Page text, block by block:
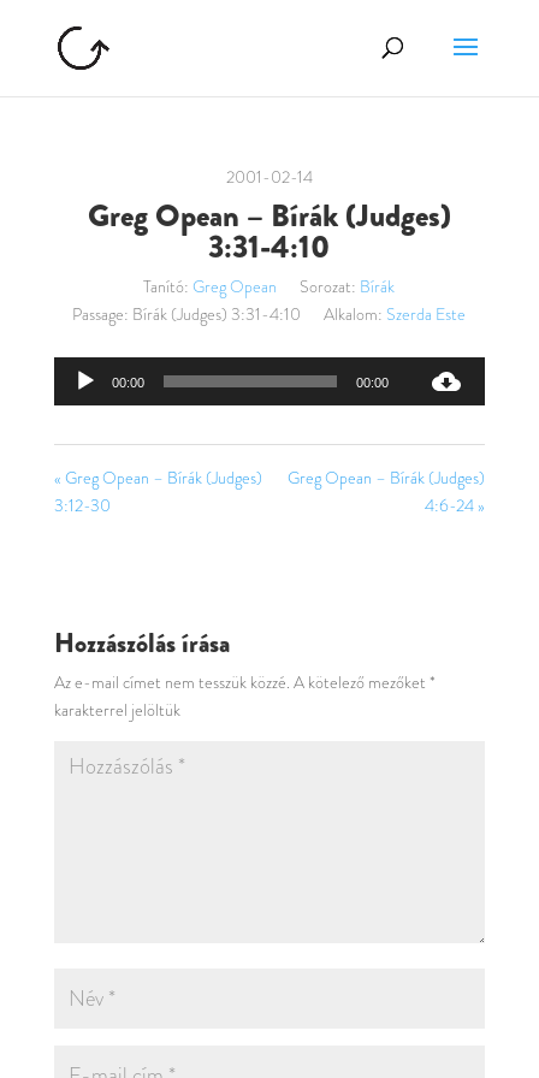
2001-02-14
Greg Opean – Bírák (Judges)
3:31-4:10
Tanító: Greg Opean Sorozat: Bírák
Passage: Bírák (Judges) 3:31-4:10 Alkalom: Szerda Este
Audió
00:00 00:00
« Greg Opean – Bírák (Judges)
3:12-30
Greg Opean – Bírák (Judges)
4:6-24 »
Hozzászólás írása
Az e-mail címet nem tesszük közzé. A kötelező mezőket *
karakterrel jelöltük